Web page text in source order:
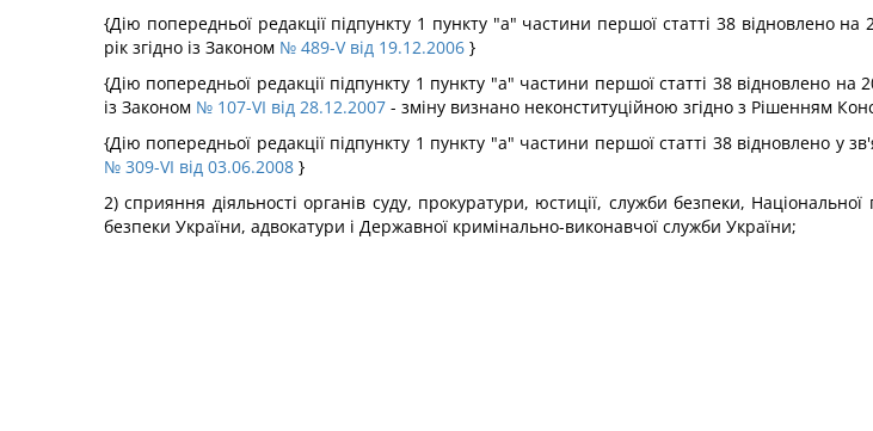
{Дію попередньої редакції підпункту 1 пункту "а" частини першої статті 38 відновлено на
рік згідно із Законом № 489-V від 19.12.2006 }
{Дію попередньої редакції підпункту 1 пункту "а" частини першої статті 38 відновлено на
із Законом № 107-VI від 28.12.2007 - зміну визнано неконституційною згідно з Рішенням
{Дію попередньої редакції підпункту 1 пункту "а" частини першої статті 38 відновлено у
№ 309-VI від 03.06.2008 }
2) сприяння діяльності органів суду, прокуратури, юстиції, служби безпеки,
безпеки України, адвокатури і Державної кримінально-виконавчої служби України;